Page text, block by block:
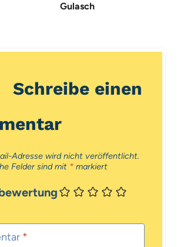
Gulasch
Schreibe einen
Adresse wird nicht veröffentlicht.
Felder sind mit *markiert
*